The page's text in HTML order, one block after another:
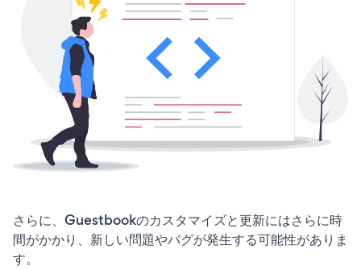
さらに、Guestbookのカスタマイズと更新にはさらに時
間がかかり、新しい問題やバグが発生する可能性がありま
す。